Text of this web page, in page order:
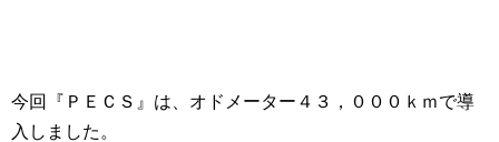
今回『ＰＥＣＳ』は、オドメーター４３，０００ｋｍで導
入しました。